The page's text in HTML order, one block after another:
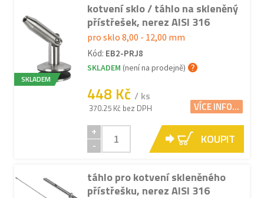
SKLADEM
kotvení sklo / táhlo na skleněný
přístřešek, nerez AISI 316
pro sklo 8,00 - 12,00 mm
Kód: EB2-PRJ8
SKLADEM (není na prodejně)
448 Kč / ks
370.25 Kč bez DPH VÍCE INFO...
+
-
KOUPIT
táhlo pro kotvení skleněného
přístřešku, nerez AISI 316